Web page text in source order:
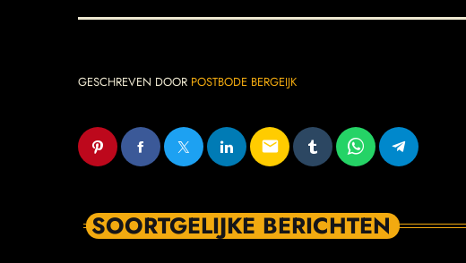
GESCHREVEN DOOR POSTBODE BERGEIJK
email
SOORTGELIJKE BERICHTEN